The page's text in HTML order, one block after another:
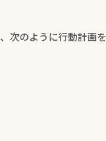
次のように行動計画を